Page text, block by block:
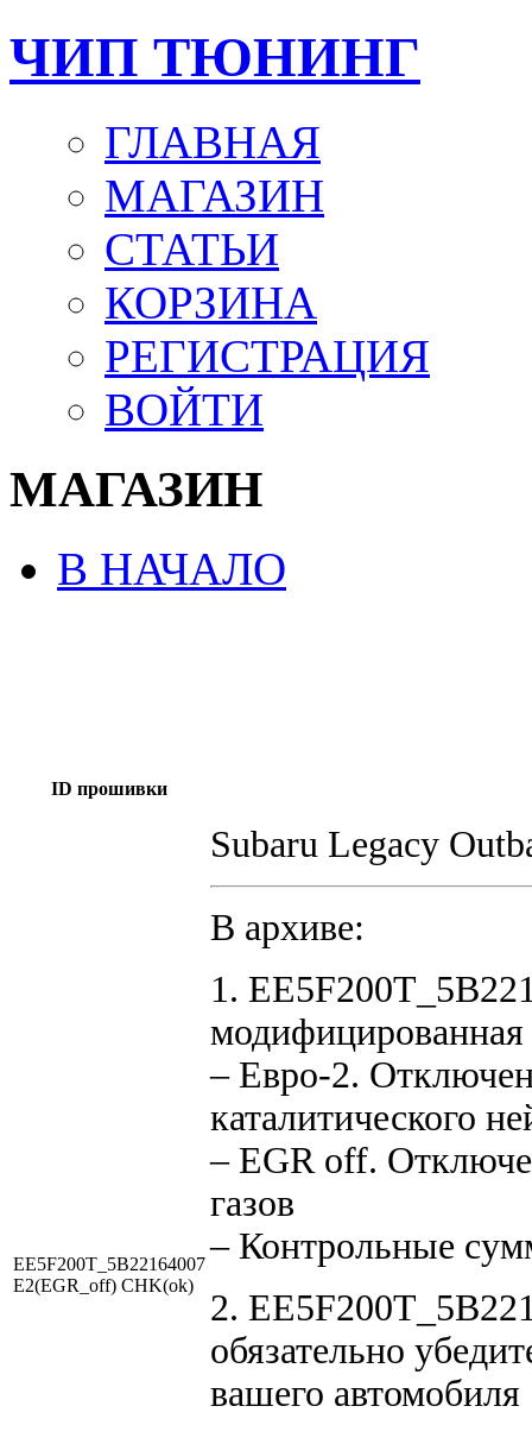
ЧИП ТЮНИНГ
ГЛАВНАЯ
МАГАЗИН
СТАТЬИ
КОРЗИНА
РЕГИСТРАЦИЯ
ВОЙТИ
МАГАЗИН
В НАЧАЛО
ID прошивки
EE5F200T_5B22164007
E2(EGR_off) CHK(ok)
Subaru Legacy
В архиве:
1.
– Евро-2.
каталитического
– EGR off.
газов
– Контрольные
2.
обязательно
вашего автомобиля